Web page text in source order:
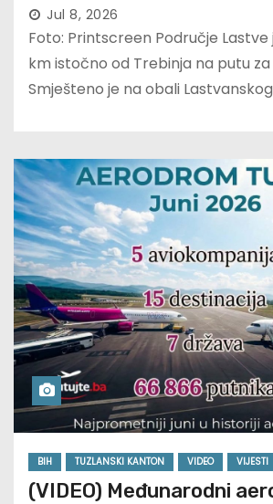
Jul 8, 2026
Foto: Printscreen Područje Lastve
km istočno od Trebinja na putu za
Smješteno je na obali
BIH TUZLANSKI KANTON VIDEO VIJESTI
(VIDEO) Međunarodni